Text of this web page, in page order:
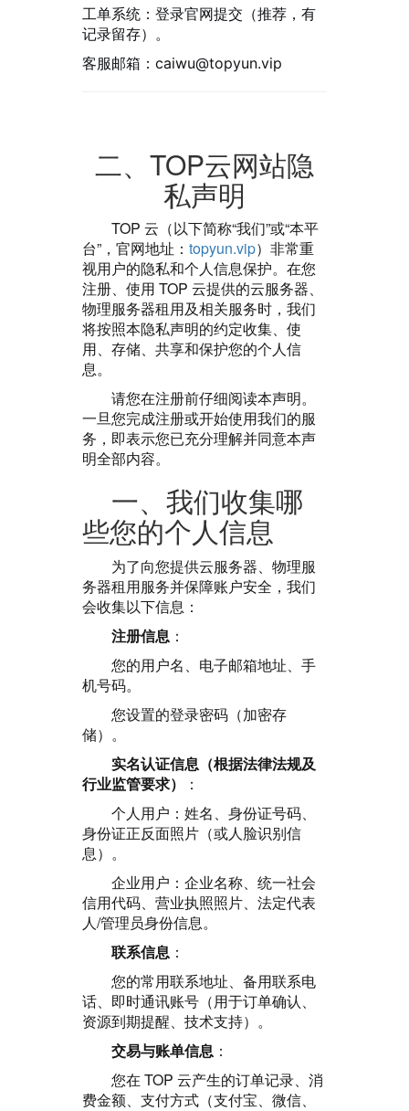
工单系统：登录官网提交（推荐，有
记录留存）。
客服邮箱：caiwu@topyun.vip
二、TOP云网站隐
私声明
TOP 云（以下简称“我们”或“本平
台”，官网地址： topyun.vip）非常重
视用户的隐私和个人信息保护。在您
注册、使用 TOP 云提供的云服务器、
物理服务器租用及相关服务时，我们
将按照本隐私声明的约定收集、使
用、存储、共享和保护您的个人信
息。
请您在注册前仔细阅读本声明。
一旦您完成注册或开始使用我们的服
务，即表示您已充分理解并同意本声
明全部内容。
一、我们收集哪
些您的个人信息
为了向您提供云服务器、物理服
务器租用服务并保障账户安全，我们
会收集以下信息：
注册信息 ：
您的用户名、电子邮箱地址、手
机号码。
您设置的登录密码（加密存
储）。
实名认证信息（根据法律法规及
行业监管要求）
：
个人用户：姓名、身份证号码、
身份证正反面照片（或人脸识别信
息）。
企业用户：企业名称、统一社会
信用代码、营业执照照片、法定代表
人/管理员身份信息。
联系信息 ：
您的常用联系地址、备用联系电
话、即时通讯账号（用于订单确认、
资源到期提醒、技术支持）。
交易与账单信息 ：
您在 TOP 云产生的订单记录、消
费金额、支付方式（支付宝、微信、